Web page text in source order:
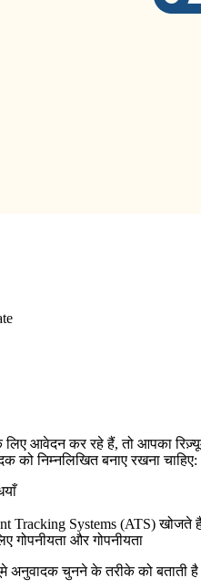
आवेदन कर रहे हैं, तो आपका
को निम्नलिखित बनाए रखना चाहिए:
Tracking Systems (ATS) खोजते
गोपनीयता और गोपनीयता
अनुवादक चुनने के तरीके को